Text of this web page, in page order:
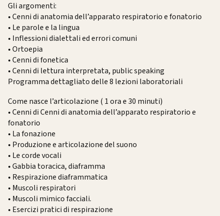
Gli argomenti:
• Cenni di anatomia dell’apparato respiratorio e fonatorio
• Le parole e la lingua
• Inflessioni dialettali ed errori comuni
• Ortoepia
• Cenni di fonetica
• Cenni di lettura interpretata, public speaking
Programma dettagliato delle 8 lezioni laboratoriali
Come nasce l’articolazione ( 1 ora e 30 minuti)
• Cenni di Cenni di anatomia dell’apparato respiratorio e
fonatorio
• La fonazione
• Produzione e articolazione del suono
• Le corde vocali
• Gabbia toracica, diaframma
• Respirazione diaframmatica
• Muscoli respiratori
• Muscoli mimico facciali.
• Esercizi pratici di respirazione